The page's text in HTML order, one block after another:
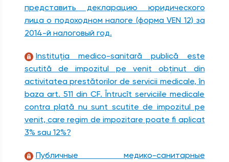
представить декларацию юридического
лица о подоходном налоге (форма VEN 12) за
2014-й налоговый год.
Instituţia medico-sanitară publică este
scutită de impozitul pe venit obţinut din
activitatea prestătorilor de servicii medicale, în
baza art. 511 din CF. Întrucît serviciile medicale
contra plată nu sunt scutite de impozitul pe
venit, care regim de impozitare poate fi aplicat
3% sau 12%?
Публичные медико-санитарные